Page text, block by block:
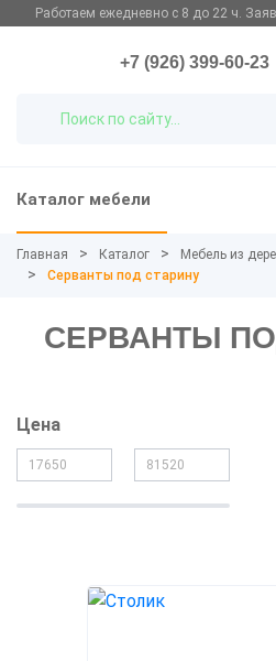
Работаем ежедневно с 8 до 22 ч.
+7 (926) 399-60-23
Каталог мебели
Главная Каталог
Мебель из
Серванты под старину
СЕРВАНТЫ
Цена